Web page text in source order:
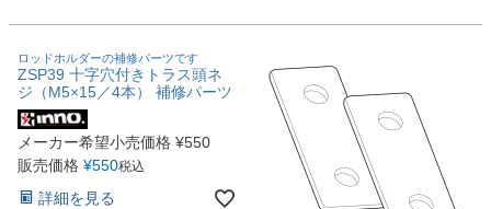
ロッドホルダーの補修パーツです
ZSP39 十字穴付きトラス頭ネ
ジ（M5×15／4本） 補修パーツ
メーカー希望小売価格 ¥550
販売価格 ¥550税込
詳細を見る